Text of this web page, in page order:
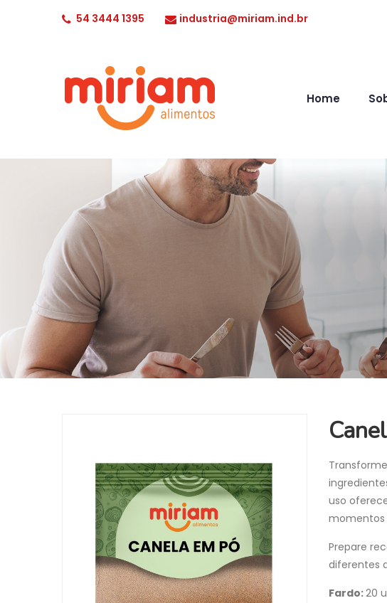
54 3444 1395 industria@miriam.ind.br
Home
uso
momentos
Prepare
diferentes
Fardo:20